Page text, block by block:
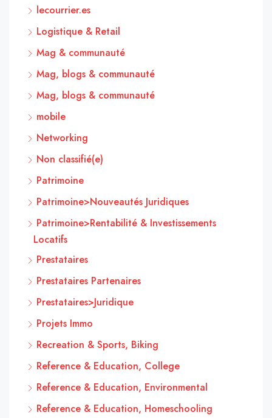
lecourrier.es
Logistique & Retail
Mag & communauté
Mag, blogs & communauté
Mag, blogs & communauté
mobile
Networking
Non classifié(e)
Patrimoine
Patrimoine>Nouveautés Juridiques
Patrimoine>Rentabilité & Investissements
Locatifs
Prestataires
Prestataires Partenaires
Prestataires>Juridique
Projets Immo
Recreation & Sports, Biking
Reference & Education, College
Reference & Education, Environmental
Reference & Education, Homeschooling